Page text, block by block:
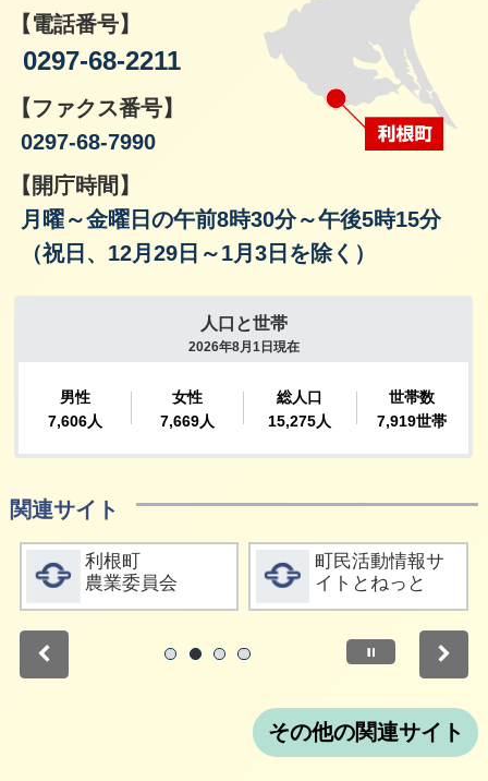
【電話番号】
0297-68-2211
【ファクス番号】
0297-68-7990
【開庁時間】
月曜～金曜日の午前8時30分～午後5時15分
（祝日、12月29日～1月3日を除く）
関連サイト
詳細をみる
利根町
農業委員会
詳細をみる
町民活動情報サ
イトとねっと
停止
その他の関連サイト